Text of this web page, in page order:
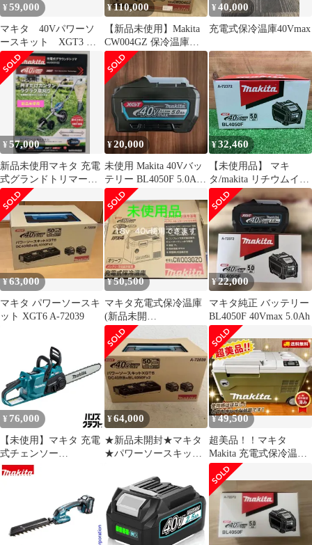
¥59,000
マキタ 40Vパワーソ
ースキット XGT3 バ
ッテリー&充電器&ケー
ス付
¥110,000
【新品未使用】Makita
CW004GZ 保冷温庫セ
ット
¥40,000
充電式保冷温庫40Vmax
¥57,000
新品未使用マキタ 充電
式グランドトリマー
MUG001GZ 本体のみケ
ース付き
¥20,000
未使用 Makita 40Vバッ
テリー BL4050F 5.0Ah
純正品
¥32,460
【未使用品】 マキ
タ/makita リチウムイオ
ンバッテリー
40Vmax/5.0Ah BL4050F
【鴻巣店】
¥63,000
マキタ パワーソースキ
ット XGT6 A-72039
¥50,500
マキタ充電式保冷温庫
(新品未開
封)CW003GZ0
¥22,000
マキタ純正 バッテリー
BL4050F 40Vmax 5.0Ah
¥ 76,000
【未使用】マキタ 充電
式チェンソー
MUC022GRU 350mm
テリー ・充電器付き
¥64,000
★新品未開封★マキタ
★パワーソースキット
¥49,500
超美品！！マキタ
Makita 充電式保冷温庫
CW001G 20L オリーブ
色